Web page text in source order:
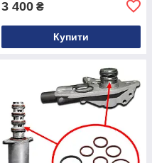
3 400 ₴
Купити